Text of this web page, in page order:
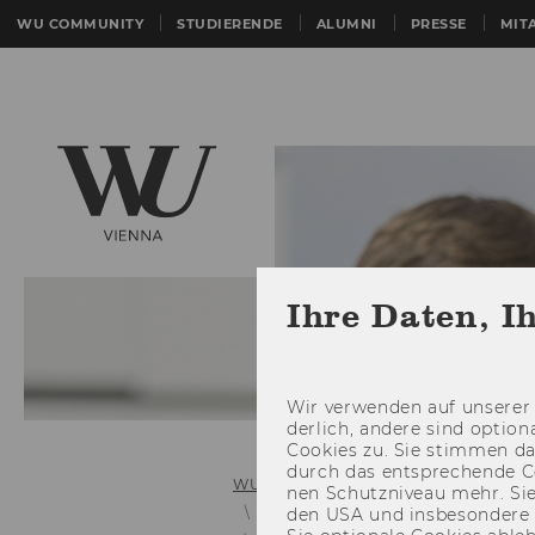
WU COMMUNITY STUDIERENDE ALUMNI PRESSE
WU (Wirtschaftsuniversität Wien)
Webtrainers
Entity
Ihre Daten,
Wir ver­wen­den auf
der­lich, an­de­re sind
Coo­kies zu. Sie stim­men
durch das ent­spre­chen­de
nen Schutz­ni­veau mehr.
den USA und